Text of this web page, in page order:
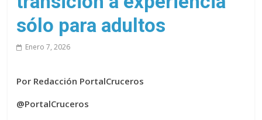
solo
sólo para adultos
Enero 7, 2026
Por Redacción PortalCruceros
@PortalCruceros